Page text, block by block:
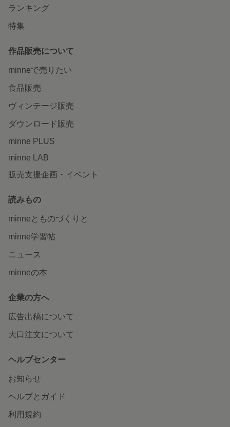
ランキング
特集
作品販売について
minneで売りたい
食品販売
ヴィンテージ販売
ダウンロード販売
minne PLUS
minne LAB
販売支援企画・イベント
読みもの
minneとものづくりと
minne学習帖
ニュース
minneの本
企業の方へ
広告出稿について
大口注文について
ヘルプセンター
お知らせ
ヘルプとガイド
利用規約